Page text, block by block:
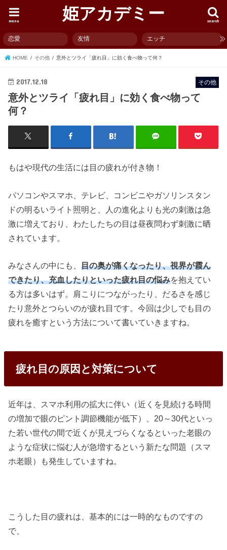
姫アカデミー search
menu
恋愛 友情 エッチ
HOME その他 意外とツライ「疲れ目」に効く食べ物って何？
その他
2017.12.18
意外とツライ「疲れ目」に効く食べ物って
何？
もはや現代の生活には目の疲れが付き物！
パソコンやスマホ、テレビ、コンビニやガソリンスタン
ドの明るいライト照明と、人の進化よりも光の刺激は急
激に増えており、わたしたちの目は昼夜問わず刺激に晒
されています。
みなさんの中にも、目の奥が痛くなったり、視界が霞ん
できたり、充血したりといった疲れ目の悩みを抱えてい
る方は多いはず。肩こりにつながったり、だるさを感じ
たり意外とつらいのが疲れ目です。今回は少しでも目の
疲れを癒すという方法について書いていきますね。
疲れ目の原因と対策について
近年は、スマホ利用の拡大に伴い（近くを見続ける時間
の増加で眼のピント調節機能が低下）、20～30代といっ
た若い世代の間で近くが見えづらくなるといった老眼の
ような症状に悩む人が急増するという新たな問題（スマ
ホ老眼）も発生していますね。
こうした目の疲れは、基本的には一時的なものですの
で、